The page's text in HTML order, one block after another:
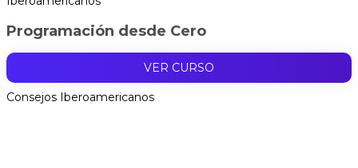
Programación desde Cero
VER CURSO
Consejos Iberoamericanos